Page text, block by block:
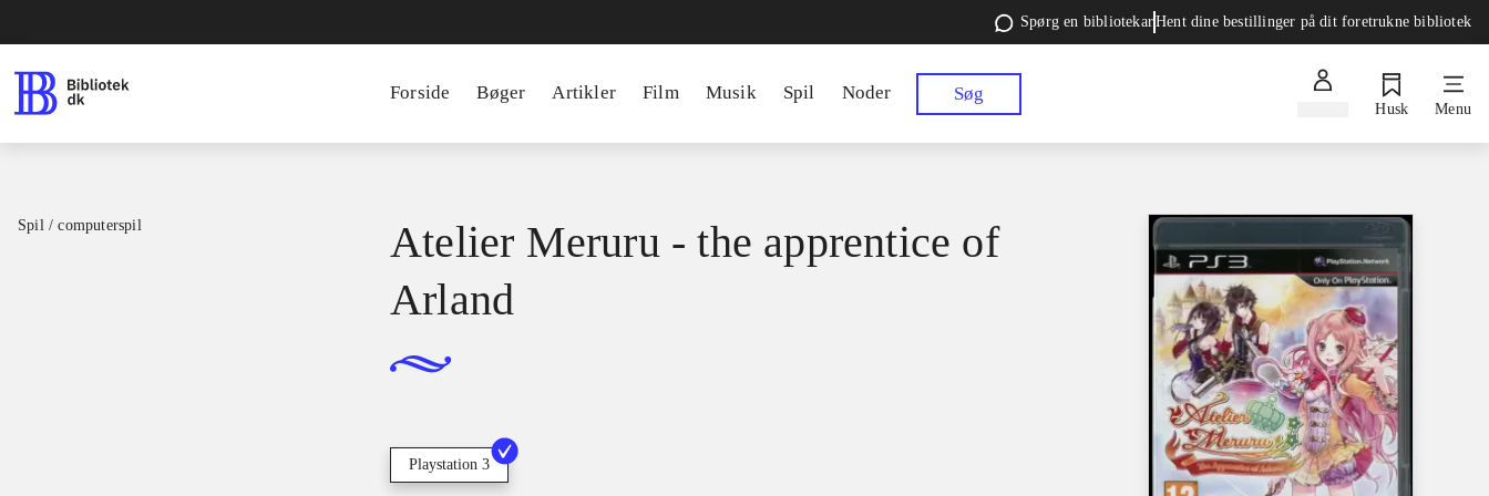
Spørg en bibliotekarHent dine bestillinger på dit foretrukne bibliotek
Forside Bøger Artikler Film Musik Spil Noder Søg
Husk Menu
Spil / computerspil
Atelier Meruru - the apprentice of
Arland
Playstation 3